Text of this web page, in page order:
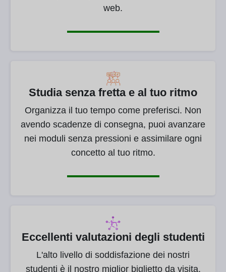
web.
Studia senza fretta e al tuo ritmo
Organizza il tuo tempo come preferisci. Non
avendo scadenze di consegna, puoi avanzare
nei moduli senza pressioni e assimilare ogni
concetto al tuo ritmo.
Eccellenti valutazioni degli studenti
L'alto livello di soddisfazione dei nostri
studenti è il nostro miglior biglietto da visita.